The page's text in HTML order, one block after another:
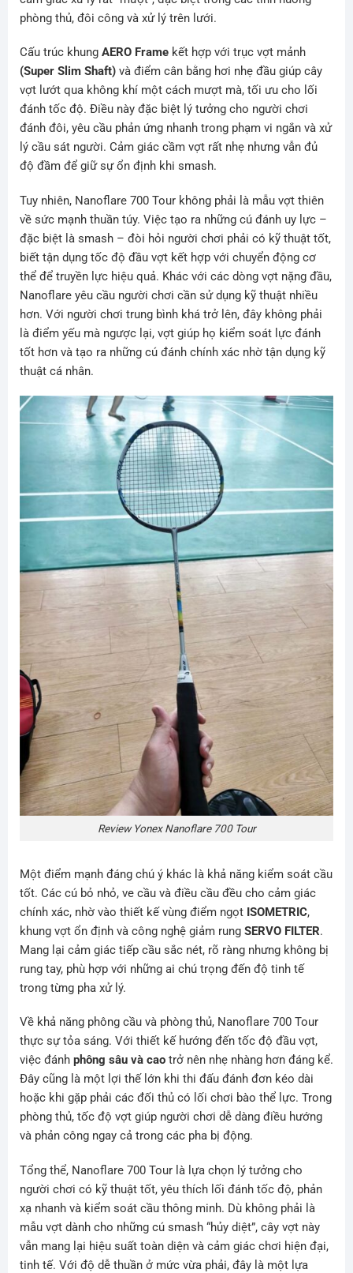
phòng thủ, đôi công và xử lý trên lưới.
Cấu trúc khung AERO Framekết hợp với trục vợt mảnh
(Super Slim Shaft)và điểm cân bằng hơi nhẹ đầu giúp cây
vợt lướt qua không khí một cách mượt mà, tối ưu cho lối
đánh tốc độ. Điều này đặc biệt lý tưởng cho người chơi
đánh đôi, yêu cầu phản ứng nhanh trong phạm vi ngắn và xử
lý cầu sát người. Cảm giác cầm vợt rất nhẹ nhưng vẫn đủ
độ đầm để giữ sự ổn định khi smash.
Tuy nhiên, Nanoflare 700 Tour không phải là mẫu vợt thiên
về sức mạnh thuần túy. Việc tạo ra những cú đánh uy lực –
đặc biệt là smash – đòi hỏi người chơi phải có kỹ thuật tốt,
biết tận dụng tốc độ đầu vợt kết hợp với chuyển động cơ
thể để truyền lực hiệu quả. Khác với các dòng vợt nặng đầu,
Nanoflare yêu cầu người chơi cần sử dụng kỹ thuật nhiều
hơn. Với người chơi trung bình khá trở lên, đây không phải
là điểm yếu mà ngược lại, vợt giúp họ kiểm soát lực đánh
tốt hơn và tạo ra những cú đánh chính xác nhờ tận dụng kỹ
thuật cá nhân.
Review Yonex Nanoflare 700 Tour
Một điểm mạnh đáng chú ý khác là khả năng kiểm soát cầu
tốt. Các cú bỏ nhỏ, ve cầu và điều cầu đều cho cảm giác
chính xác, nhờ vào thiết kế vùng điểm ngọt ISOMETRIC,
khung vợt ổn định và công nghệ giảm rung SERVO FILTER.
Mang lại cảm giác tiếp cầu sắc nét, rõ ràng nhưng không bị
rung tay, phù hợp với những ai chú trọng đến độ tinh tế
trong từng pha xử lý.
Về khả năng phông cầu và phòng thủ, Nanoflare 700 Tour
thực sự tỏa sáng. Với thiết kế hướng đến tốc độ đầu vợt,
việc đánh phông sâu và caotrở nên nhẹ nhàng hơn đáng kể.
Đây cũng là một lợi thế lớn khi thi đấu đánh đơn kéo dài
hoặc khi gặp phải các đối thủ có lối chơi bào thể lực. Trong
phòng thủ, tốc độ vợt giúp người chơi dễ dàng điều hướng
và phản công ngay cả trong các pha bị động.
Tổng thể, Nanoflare 700 Tour là lựa chọn lý tưởng cho
người chơi có kỹ thuật tốt, yêu thích lối đánh tốc độ, phản
xạ nhanh và kiểm soát cầu thông minh. Dù không phải là
mẫu vợt dành cho những cú smash “hủy diệt”, cây vợt này
vẫn mang lại hiệu suất toàn diện và cảm giác chơi hiện đại,
tinh tế. Với độ dễ thuần ở mức vừa phải, đây là một lựa